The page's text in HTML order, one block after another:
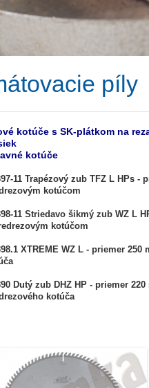
píly
kotúče s SK-plátkom na
kotúče
11 Trapézový zub TFZ L HPs -
kotúčom
11 Striedavo šikmý zub WZ L
kotúčom
XTREME WZ L - priemer 250
Dutý zub DHZ HP - priemer
kotúča